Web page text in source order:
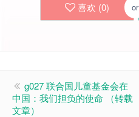
喜欢 (0) or
g027 联合国儿童基金会在
中国：我们担负的使命 （转载
文章）